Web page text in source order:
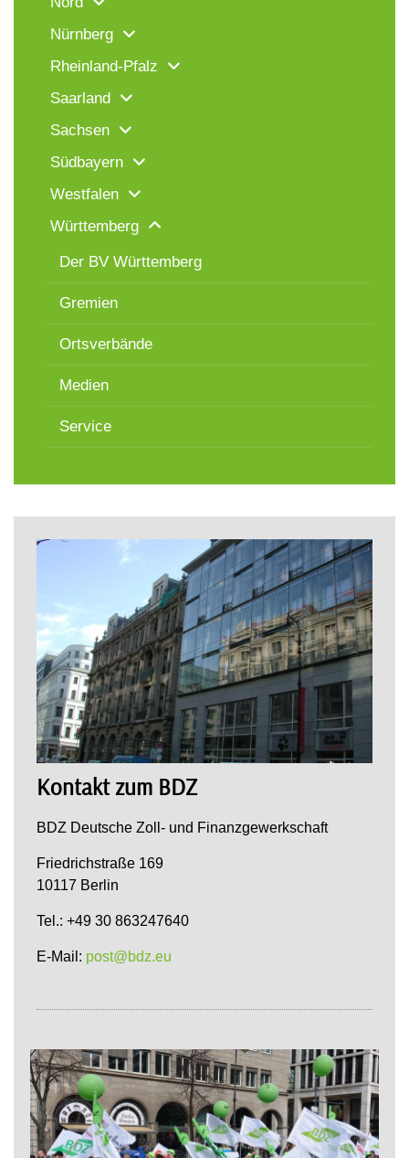
Nürnberg
Rheinland-Pfalz
Saarland
Sachsen
Südbayern
Westfalen
Württemberg
Der BV Württemberg
Gremien
Ortsverbände
Medien
Service
Kontakt zum BDZ
BDZ Deutsche Zoll- und Finanzgewerkschaft
Friedrichstraße 169
10117 Berlin
Tel.: +49 30 863247640
E-Mail: post@bdz.eu